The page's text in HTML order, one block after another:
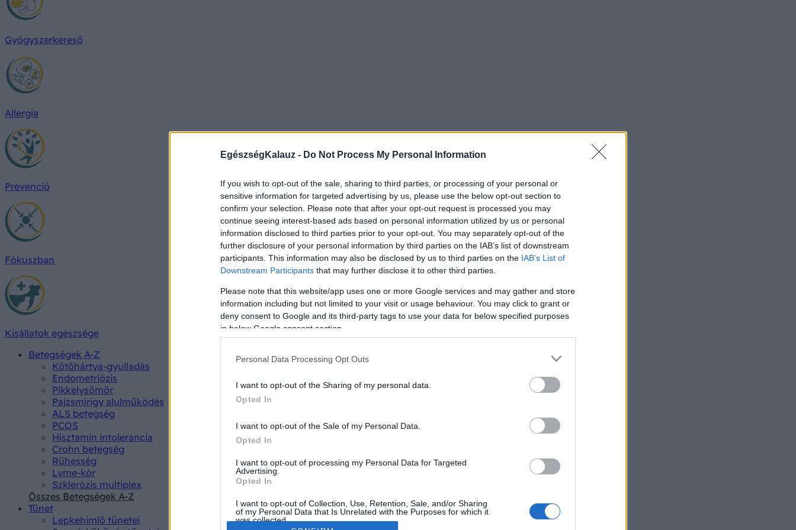
EgészségKalauz - Do Not Process My Personal Information
If you wish to opt-out of the sale, sharing to third parties, or processing of your personal or
sensitive information for targeted advertising by us, please use the below opt-out section to
confirm your selection. Please note that after your opt-out request is processed you may
continue seeing interest-based ads based on personal information utilized by us or personal
information disclosed to third parties prior to your opt-out. You may separately opt-out of the
further disclosure of your personal information by third parties on the IAB’s list of downstream
participants. This information may also be disclosed by us to third parties on the IAB’s List of
Downstream Participants that may further disclose it to other third parties.
Please note that this website/app uses one or more Google services and may gather and store
information including but not limited to your visit or usage behaviour. You may click to grant or
deny consent to Google and its third-party tags to use your data for below specified purposes
in below Google consent section.
Personal Data Processing Opt Outs
I want to opt-out of the Sharing of my personal data.
Opted In
I want to opt-out of the Sale of my Personal Data.
Opted In
I want to opt-out of processing my Personal Data for Targeted
Advertising.
Opted In
I want to opt-out of Collection, Use, Retention, Sale, and/or Sharing
of my Personal Data that Is Unrelated with the Purposes for which it
was collected.
Gyógyszerkereső
Allergia
Prevenció
Fókuszban
Kisállatok egészsége
Betegségek A-Z
Kötőhártya-gyulladás
Endometriózis
Pikkelysömör
Pajzsmirigy alulműködés
ALS betegség
PCOS
Hisztamin intolerancia
Crohn betegség
Rühesség
Lyme-kór
Szklerózis multiplex
Összes Betegségek A-Z
Tünet
Lepkehimlő tünetei